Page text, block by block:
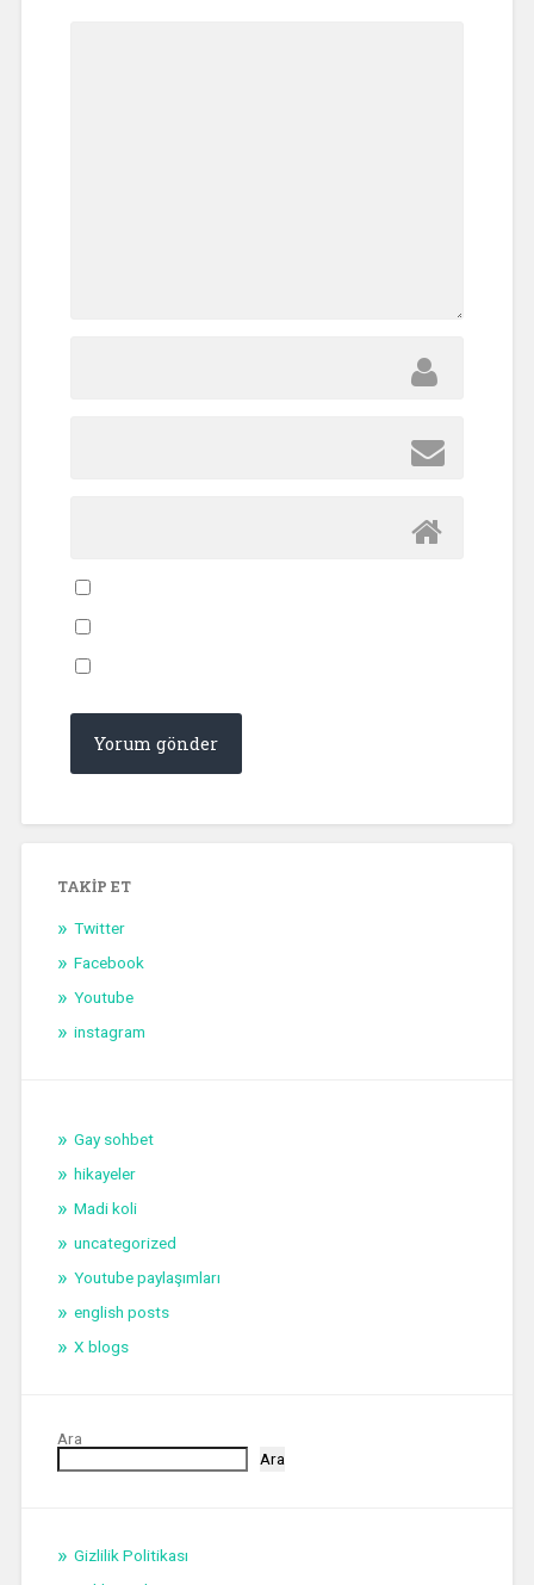
TAKIP ET
Twitter
Facebook
Youtube
instagram
Gay sohbet
hikayeler
Madi koli
uncategorized
Youtube paylaşımları
english posts
X blogs
Ara
Ara
Gizlilik Politikası